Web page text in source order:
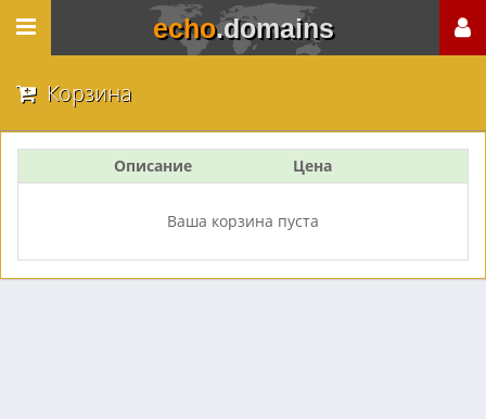
echo.domains
Корзина
Описание Цена
Ваша корзина пуста